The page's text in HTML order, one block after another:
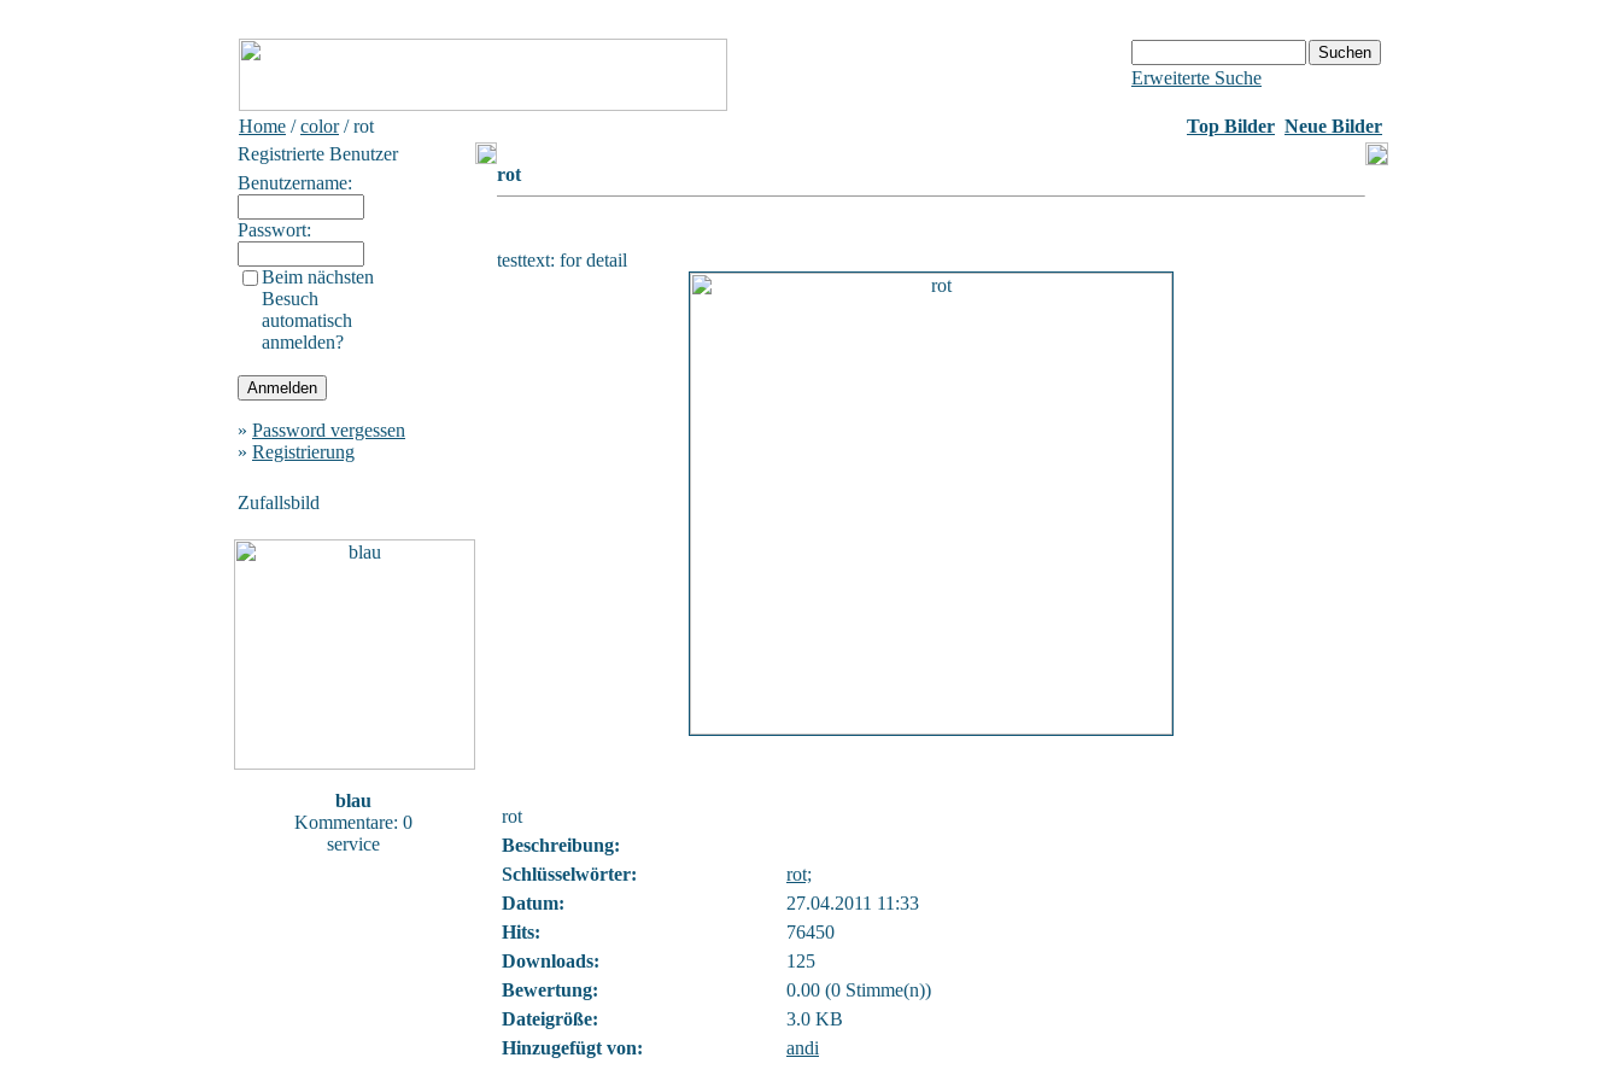
Erweiterte Suche
Home /color/ rot Top Bilder Neue Bilder
Registrierte Benutzer
Benutzername:
Passwort:
Beim nächsten
Besuch
automatisch
anmelden?
» Password vergessen
» Registrierung
Zufallsbild
blau
Kommentare: 0
service
rot
testtext: for detail
rot
Beschreibung:
Schlüsselwörter:
rot;
Datum:
27.04.2011 11:33
Hits:
76450
Downloads:
125
Bewertung:
0.00 (0 Stimme(n))
Dateigröße:
3.0 KB
Hinzugefügt von:
andi